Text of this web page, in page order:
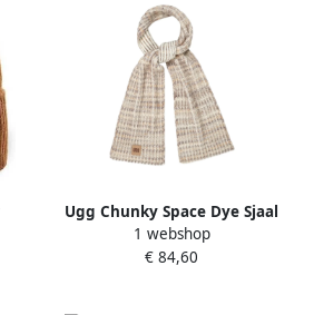
Ugg Chunky Space Dye Sjaal
Beige Dames
1 webshop
€ 84,60